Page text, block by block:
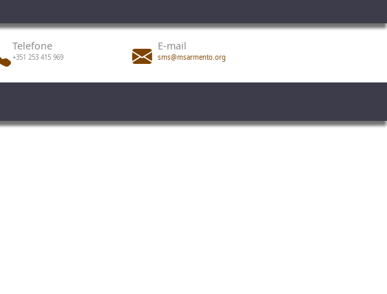
Telefone
+351 253 415 969
E-mail
sms@msarmento.org